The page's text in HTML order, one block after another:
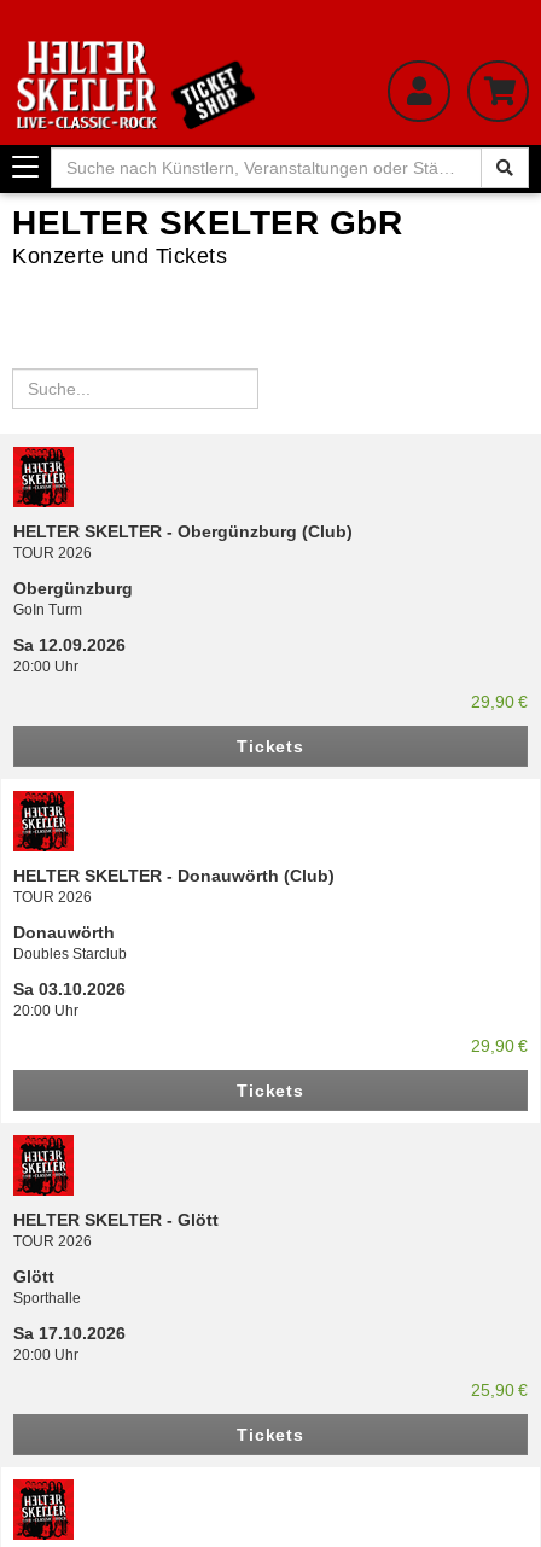
Toggle
navigation
HELTER SKELTER GbR
Konzerte und Tickets
HELTER SKELTER - Obergünzburg (Club)
TOUR 2026
Obergünzburg
GoIn Turm
Sa 12.09.2026
20:00 Uhr
29,90 €
Tickets
HELTER SKELTER - Donauwörth (Club)
TOUR 2026
Donauwörth
Doubles Starclub
Sa 03.10.2026
20:00 Uhr
29,90 €
Tickets
HELTER SKELTER - Glött
TOUR 2026
Glött
Sporthalle
Sa 17.10.2026
20:00 Uhr
25,90 €
Tickets